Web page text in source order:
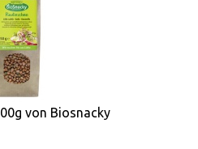
von Biosnacky